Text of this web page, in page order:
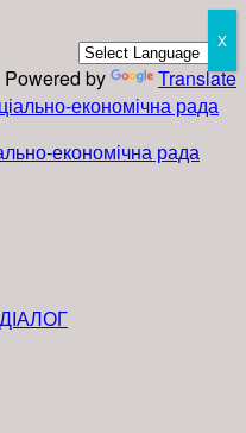
Powered by
Translate
економічна рада
X